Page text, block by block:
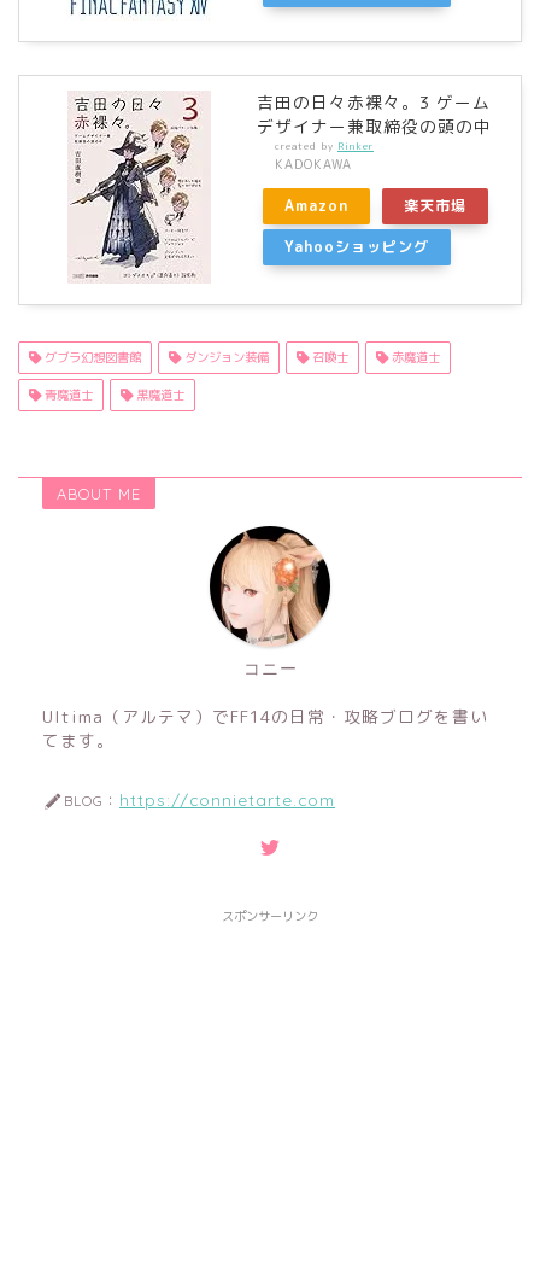
吉田の日々赤裸々。3 ゲーム
デザイナー兼取締役の頭の中
created by Rinker
KADOKAWA
Amazon
楽天市場
Yahooショッピング
グブラ幻想図書館 ダンジョン装備 召喚士 赤魔道士
青魔道士 黒魔道士
ABOUT ME
コニー
Ultima（アルテマ）でFF14の日常・攻略ブログを書い
てます。
BLOG： https://connietarte.com
スポンサーリンク